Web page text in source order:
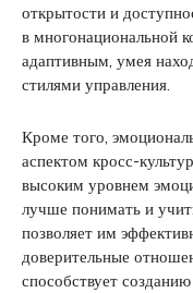
открытости и
в многонациональной
адаптивным, умея
стилями управления.
Кроме того,
аспектом кросс-
высоким уровнем
лучше понимать и
позволяет им
доверительные
способствует